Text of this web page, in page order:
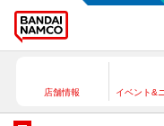
店舗情報 イベント&